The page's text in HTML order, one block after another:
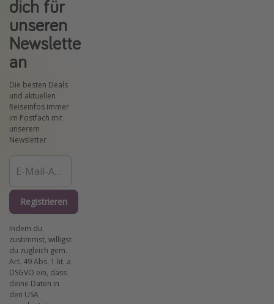
dich für
unseren
Newsletter
an
Die besten Deals
und aktuellen
Reiseinfos immer
im Postfach mit
unserem
Newsletter
Registrieren
Indem du
zustimmst, willigst
du zugleich gem.
Art. 49 Abs. 1 lit. a
DSGVO ein, dass
deine Daten in
den USA